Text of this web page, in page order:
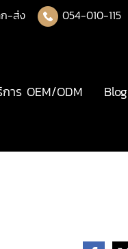
ก-ส่ง 054-010-115
าร OEM/ODM Blog